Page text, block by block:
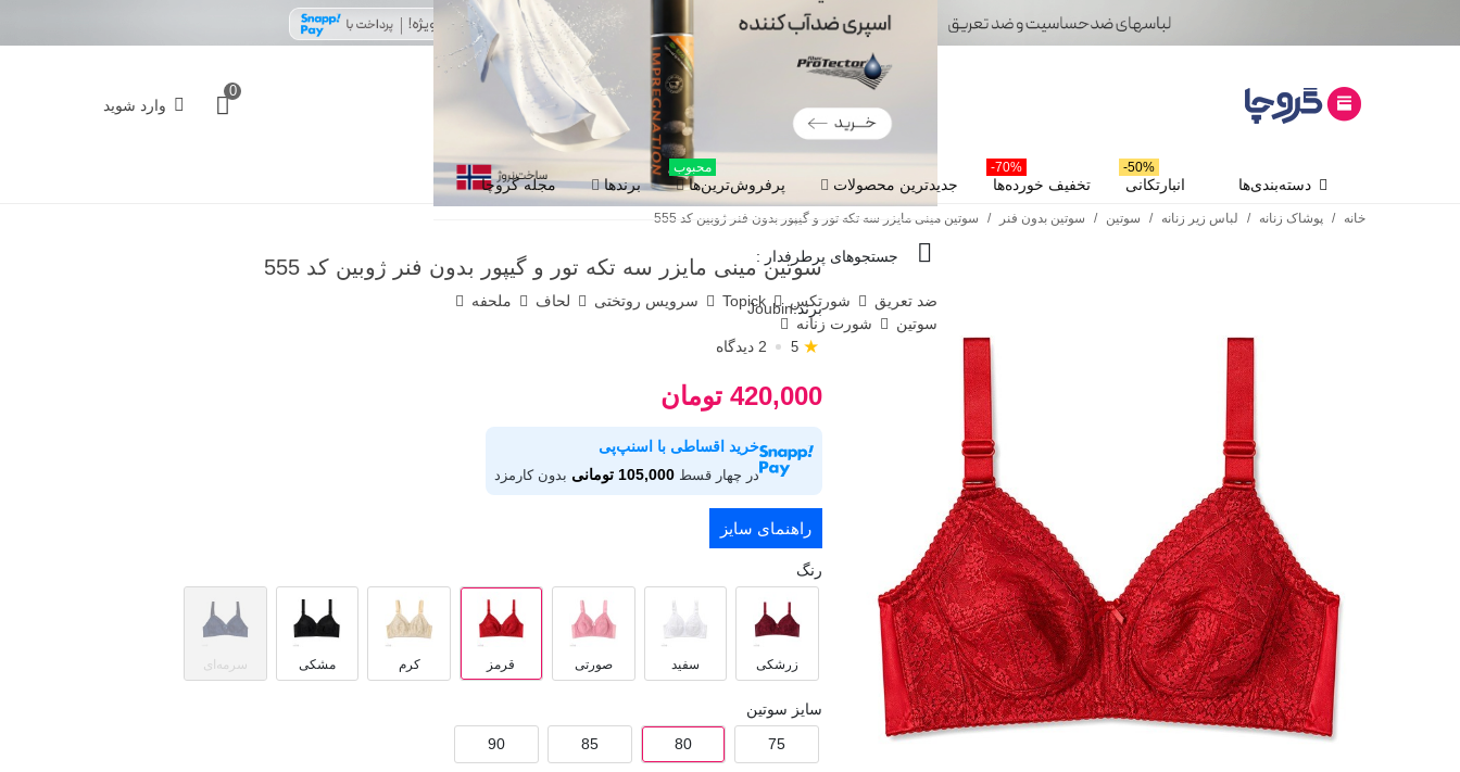
جستجوهای پرطرفدار :
ضد تعریق شورتکس Topick سرویس روتختی لحاف
ملحفه
سوتین
شورت زنانه
0
وارد شوید
دسته‌بندی‌ها انبارتکانی
50%-
تخفیف خورده‌ها
70%-
جدیدترین محصولات پرفروش‌ترین‌ها
محبوب
برندها مجله گروچا
خانه / پوشاک زنانه / لباس زیر زنانه / سوتین / سوتین بدون فنر / سوتین مینی مایزر سه تکه تور و گیپور بدون فنر ژوبین کد 555
سوتین مینی مایزر سه تکه تور و گیپور بدون فنر ژوبین کد 555
برند:Joubin
5 ★ 2 دیدگاه
420,000 تومان
خرید اقساطی با اسنپ‌پی
در چهار قسط 105,000 تومانی بدون کارمزد
راهنمای سایز
رنگ
زرشکی سرمه‌ای سفید صورتی قرمز کرم مشکی
سایز سوتین
75
80
85
90